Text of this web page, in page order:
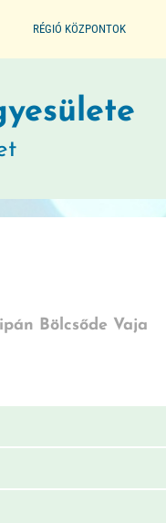
RÉGIÓ KÖZPONTOK
Bölcsőde Vaja